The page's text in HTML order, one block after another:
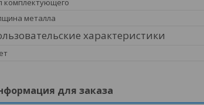
комплектующего
металла
характеристики
для заказа